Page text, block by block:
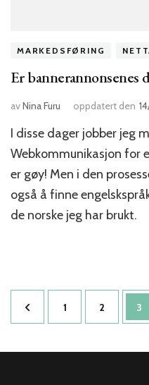
MARKEDSFØRING
Er bannerannonsenes
avNina Furu oppdatert den
I disse dager jobber jeg
Webkommunikasjon for
er gøy! Men i den
også å finne
de norske jeg har brukt.
Sidepaginering
Side
1 Side
2 3